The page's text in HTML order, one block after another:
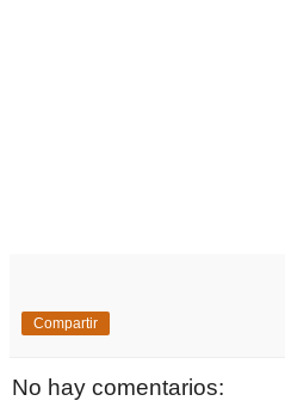
Compartir
No hay comentarios: